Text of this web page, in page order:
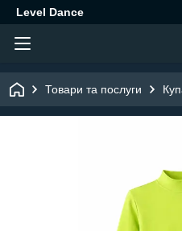
Level Dance
Товари та послуги